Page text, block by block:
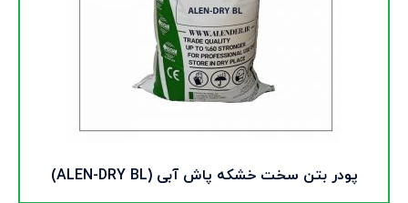
پودر بتن سخت خشکه پاش آبی (ALEN-DRY BL)